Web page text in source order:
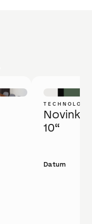
Novinka:
10“
Datum